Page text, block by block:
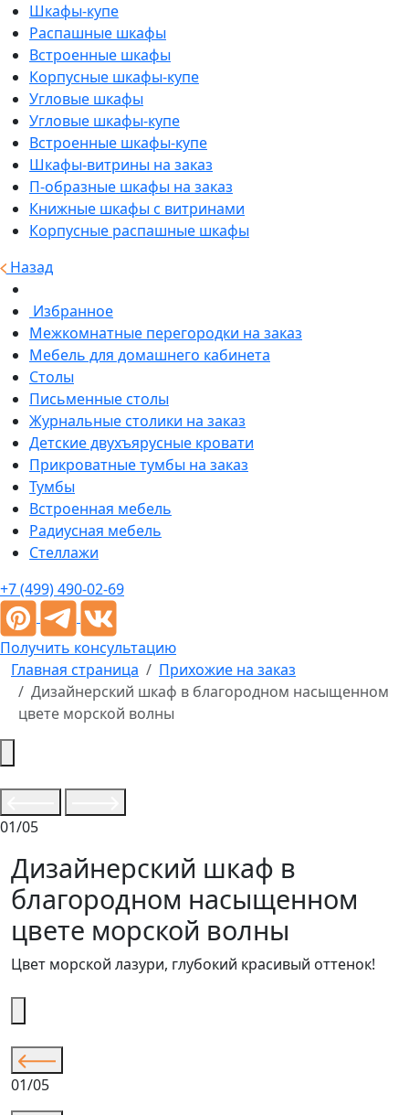
Шкафы-купе
Распашные шкафы
Встроенные шкафы
Корпусные шкафы-купе
Угловые шкафы
Угловые шкафы-купе
Встроенные шкафы-купе
Шкафы-витрины на заказ
П-образные шкафы на заказ
Книжные шкафы с витринами
Корпусные распашные шкафы
Назад
Избранное
Межкомнатные перегородки на заказ
Мебель для домашнего кабинета
Столы
Письменные столы
Журнальные столики на заказ
Детские двухъярусные кровати
Прикроватные тумбы на заказ
Тумбы
Встроенная мебель
Радиусная мебель
Стеллажи
+7 (499) 490-02-69
Получить консультацию
Главная страница
Прихожие на заказ
Дизайнерский шкаф в благородном насыщенном
цвете морской волны
01/05
Дизайнерский шкаф в
благородном насыщенном
цвете морской волны
Цвет морской лазури, глубокий красивый оттенок!
01/05